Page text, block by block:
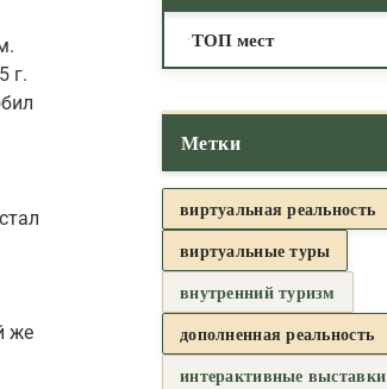
г.
же
ТОП мест
Метки
виртуальная реальность
виртуальные туры
внутренний туризм
дополненная реальность
интерактивные выставки